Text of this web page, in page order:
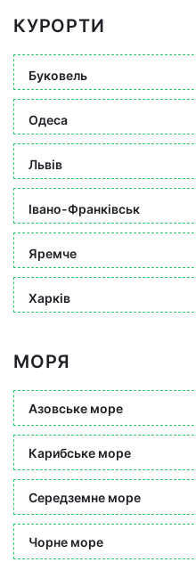
КУРОРТИ
Буковель
Одеса
Львів
Івано-Франківськ
Яремче
Харків
МОРЯ
Азовське море
Карибське море
Середземне море
Чорне море